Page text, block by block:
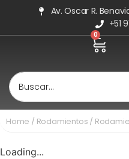
Av. Oscar R.
+51
0
Home / Rodamientos /
Loading...